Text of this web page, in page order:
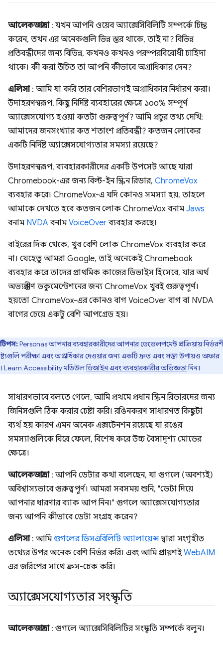
আলেকজান্দ্রা: যখন আপনি ওয়েব অ্যাক্সেসিবিলিটি সম্পর্কে চিন্তা
করেন, তখন এর অনেকগুলি ভিন্ন স্তর থাকে, তাই না? বিভিন্ন
প্রতিবন্ধীদের জন্য বিভিন্ন, কখনও কখনও পরস্পরবিরোধী চাহিদা
থাকে। কী করা উচিত তা আপনি কীভাবে অগ্রাধিকার দেন?
এলিসা: আমি যা করি তার বেশিরভাগই অগ্রাধিকার নির্ধারণ করা।
উদাহরণস্বরূপ, কিছু নির্দিষ্ট ব্যবহারের ক্ষেত্রে ১০০% সম্পূর্ণ
অ্যাক্সেসযোগ্য হওয়া কতটা গুরুত্বপূর্ণ? আমি প্রচুর তথ্য দেখি:
আমাদের জনসংখ্যার কত শতাংশ প্রতিবন্ধী? কতজন লোকের
একটি নির্দিষ্ট অ্যাক্সেসযোগ্যতার সমস্যা রয়েছে?
উদাহরণস্বরূপ, ব্যবহারকারীদের একটি উপসেট আছে যারা
Chromebook-এর জন্য বিল্ট-ইন স্ক্রিন রিডার, ChromeVox
ব্যবহার করে। ChromeVox-এ যদি কোনও সমস্যা হয়, তাহলে
আমাকে দেখতে হবে কতজন লোক ChromeVox বনাম Jaws
বনাম NVDAবনাম VoiceOverব্যবহার করছে।
বাইরের দিক থেকে, খুব বেশি লোক ChromeVox ব্যবহার করে
না। যেহেতু আমরা Google, তাই অনেকেই Chromebook
ব্যবহার করে তাদের প্রাথমিক কাজের ডিভাইস হিসেবে, যার অর্থ
অভ্যন্তরীণ ডকুমেন্টেশনের জন্য ChromeVox খুবই গুরুত্বপূর্ণ।
হয়তো ChromeVox-এর কোনও বাগ VoiceOver বাগ বা NVDA
বাগের চেয়ে একটু বেশি আপগ্রেড হয়।
টিপস:Personas আপনার ব্যবহারকারীদের আপনার ডেভেলপমেন্ট প্রক্রিয়ায়
পরীক্ষা এবং অগ্রাধিকার দেওয়ার জন্য একটি দ্রুত এবং সস্তা উপায়ও অফার
Learn Accessibility মডিউলডিজাইন এবং ব্যবহারকারীর অভিজ্ঞতানিন।
সাধারণভাবে বলতে গেলে, আমি প্রথমে প্রধান স্ক্রিন রিডারদের জন্য
জিনিসগুলি ঠিক করার চেষ্টা করি। রঙিনকরণ সাধারণত কিছুটা
ব্যর্থ হয় কারণ এমন অনেক এক্সটেনশন রয়েছে যা রঙের
সমস্যাগুলিকে ঘিরে ফেলে, বিশেষ করে উচ্চ বৈসাদৃশ্য মোডের
ক্ষেত্রে।
আলেকজান্দ্রা: আপনি ডেটার কথা বলেছেন, যা গুগলে (অবশ্যই)
অবিশ্বাস্যভাবে গুরুত্বপূর্ণ। আমরা সবসময় শুনি, "ডেটা দিয়ে
আপনার ধারণার ব্যাক আপ নিন।" গুগলে অ্যাক্সেসযোগ্যতার
জন্য আপনি কীভাবে ডেটা সংগ্রহ করেন?
এলিসা: আমি গুগলের ডিসএবিলিটি অ্যালায়েন্স দ্বারা সংগৃহীত
তথ্যের উপর অনেক বেশি নির্ভর করি। এবং আমি প্রায়শইWebAIM
এর জরিপের সাথে ক্রস-চেক করি।
অ্যাক্সেসযোগ্যতার সংস্কৃতি
আলেকজান্দ্রা: গুগলে অ্যাক্সেসিবিলিটির সংস্কৃতি সম্পর্কে বলুন।